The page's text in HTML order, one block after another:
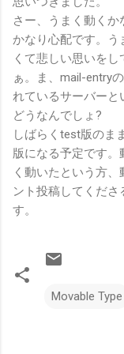
さー、うまく動くか
かなり心配です。う
くて悲しい思いを
ぁ。ま、mail-entry
れているサーバーと
どうなんでしょ?
しばらくtest版のま
版になる予定です。
く動いたという方
ント投稿してくだ
す。
Movable Type